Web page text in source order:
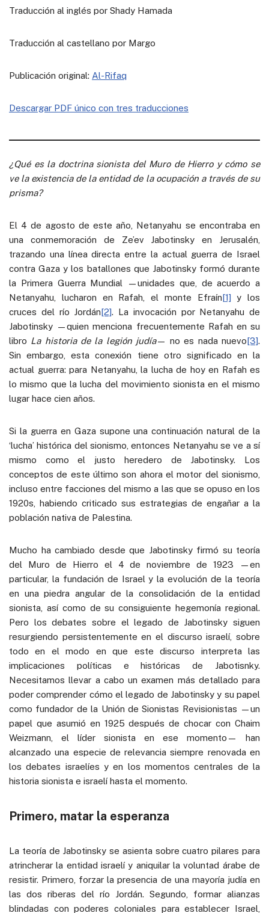
Traducción al inglés por Shady Hamada
Traducción al castellano por Margo
Publicación original: Al-Rifaq
Descargar PDF único con tres traducciones
¿Qué es la doctrina sionista del Muro de Hierro y cómo se
ve la existencia de la entidad de la ocupación a través de su
prisma?
El 4 de agosto de este año, Netanyahu se encontraba en
una conmemoración de Ze’ev Jabotinsky en Jerusalén,
trazando una línea directa entre la actual guerra de Israel
contra Gaza y los batallones que Jabotinsky formó durante
la Primera Guerra Mundial —unidades que, de acuerdo a
Netanyahu, lucharon en Rafah, el monte Efraín[1] y los
cruces del río Jordán[2]. La invocación por Netanyahu de
Jabotinsky —quien menciona frecuentemente Rafah en su
libro La historia de la legión judía— no es nada nuevo[3].
Sin embargo, esta conexión tiene otro significado en la
actual guerra: para Netanyahu, la lucha de hoy en Rafah es
lo mismo que la lucha del movimiento sionista en el mismo
lugar hace cien años.
Si la guerra en Gaza supone una continuación natural de la
‘lucha’ histórica del sionismo, entonces Netanyahu se ve a sí
mismo como el justo heredero de Jabotinsky. Los
conceptos de este último son ahora el motor del sionismo,
incluso entre facciones del mismo a las que se opuso en los
1920s, habiendo criticado sus estrategias de engañar a la
población nativa de Palestina.
Mucho ha cambiado desde que Jabotinsky firmó su teoría
del Muro de Hierro el 4 de noviembre de 1923 —en
particular, la fundación de Israel y la evolución de la teoría
en una piedra angular de la consolidación de la entidad
sionista, así como de su consiguiente hegemonía regional.
Pero los debates sobre el legado de Jabotinsky siguen
resurgiendo persistentemente en el discurso israelí, sobre
todo en el modo en que este discurso interpreta las
implicaciones políticas e históricas de Jabotisnky.
Necesitamos llevar a cabo un examen más detallado para
poder comprender cómo el legado de Jabotinsky y su papel
como fundador de la Unión de Sionistas Revisionistas —un
papel que asumió en 1925 después de chocar con Chaim
Weizmann, el líder sionista en ese momento— han
alcanzado una especie de relevancia siempre renovada en
los debates israelíes y en los momentos centrales de la
historia sionista e israelí hasta el momento.
Primero, matar la esperanza
La teoría de Jabotinsky se asienta sobre cuatro pilares para
atrincherar la entidad israelí y aniquilar la voluntad árabe de
resistir. Primero, forzar la presencia de una mayoría judía en
las dos riberas del río Jordán. Segundo, formar alianzas
blindadas con poderes coloniales para establecer Israel,